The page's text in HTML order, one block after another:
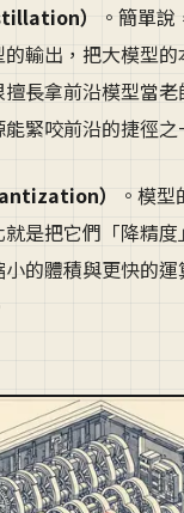
）
。簡單
輸出，把大模型
長拿前沿模型當
緊咬前沿的捷徑之
）
。模
就是把它們「降精
的體積與更快的